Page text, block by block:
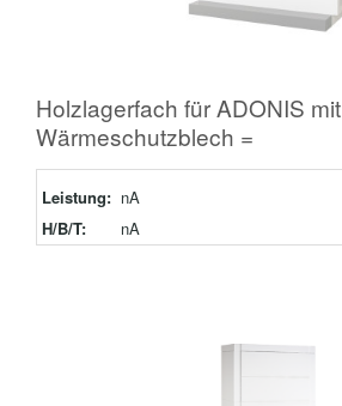
Holzlagerfach für ADONIS mit
Wärmeschutzblech =
Leistung: nA
H/B/T:
nA